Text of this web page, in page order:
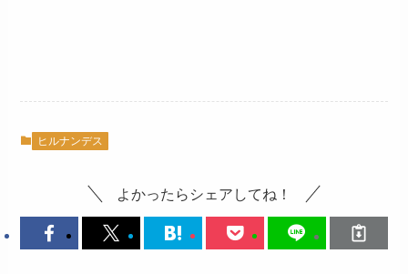
ヒルナンデス
よかったらシェアしてね！